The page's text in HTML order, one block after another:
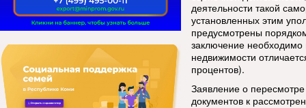
деятельности такой
установленных этим
предусмотрены
заключение необходимо
недвижимости
процентов).
Заявление о
документов к